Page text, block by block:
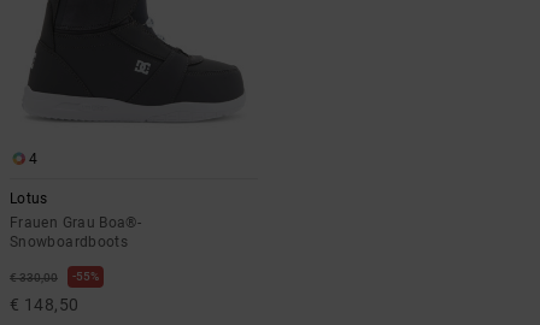
4
Lotus
Frauen Grau Boa®-
Snowboardboots
€ 330,00 55%
€ 148,50